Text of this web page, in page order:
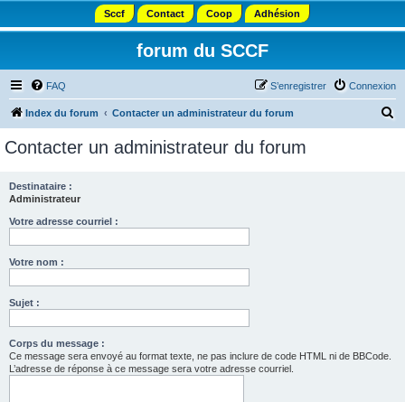
Sccf Contact Coop Adhésion
forum du SCCF
FAQ Connexion
S’enregistrer
Index du forum Contacter un administrateur du forum
Contacter un administrateur du forum
Destinataire :
Administrateur
Votre adresse courriel :
Votre nom :
Sujet :
Corps du message :
Ce message sera envoyé au format texte, ne pas inclure de code HTML ni de BBCode.
L’adresse de réponse à ce message sera votre adresse courriel.